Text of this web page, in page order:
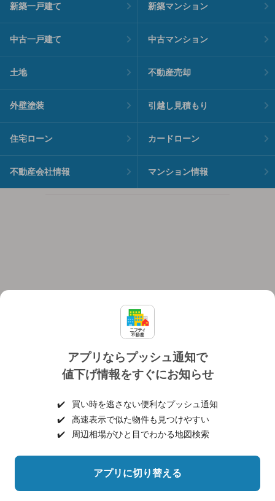
アプリならプッシュ通知で
値下げ情報をすぐにお知らせ
✔️
買い時を逃さない便利なプッシュ通知
✔️
高速表示で似た物件も見つけやすい
✔️
周辺相場がひと目でわかる地図検索
アプリに切り替える
新築一戸建て 新築マンション
中古一戸建て 中古マンション
土地 不動産売却
外壁塗装 引越し見積もり
住宅ローン カードローン
不動産会社情報 マンション情報
個人情報保護ポリシー 利用規約
ヘルプ・お問い合わせ 採用情報
©NIFTY Lifestyle Co., Ltd.